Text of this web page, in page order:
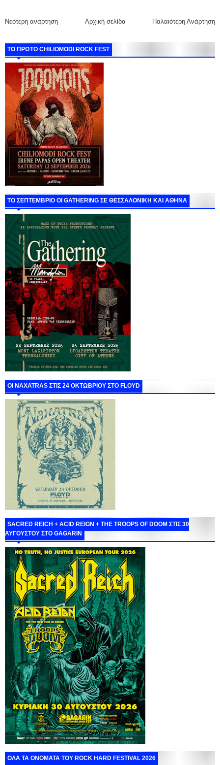
Νεότερη ανάρτηση Παλαιότερη Ανάρτηση
Αρχική σελίδα
ΤΟ ΠΡΩΤΟ CHILIOMODI ROCK FEST
ΤΟ ΣΕΠΤΕΜΒΡΙΟ ΟΙ GATHERING ΣΕ ΘΕΣΣΑΛΟΝΙΚΗ ΚΑΙ ΑΘΗΝΑ
ΟΙ NAXATRAS ΣΤΙΣ 24 ΟΚΤΩΒΡΙΟΥ ΣΤΟ FLOYD
SACRED REICH + ACID REIGN + THE TROOPS OF DOOM ΣΤΙΣ 30
ΑΥΓΟΥΣΤΟΥ ΣΤΟ GAGARIN
ΟΛΑ ΤΑ ΟΝΟΜΑΤΑ ΤΟΥ ROCK HARD FESTIVAL 2026